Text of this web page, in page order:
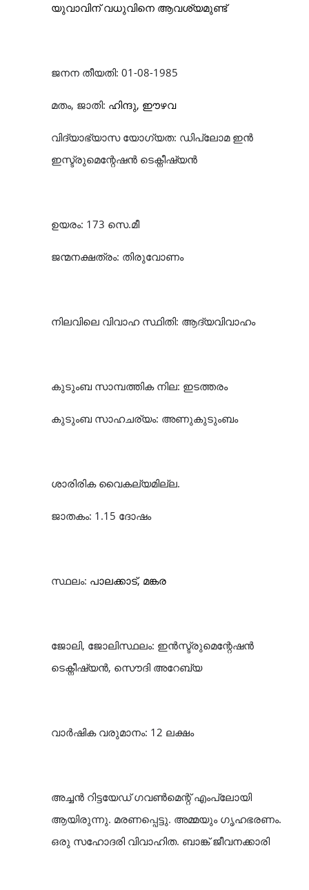
യുവാവിന് വധുവിനെ ആവശ്യമുണ്ട്
ജനന തീയതി: 01-08-1985
മതം, ജാതി: ഹിന്ദു, ഈഴവ
വിദ്യാഭ്യാസ യോഗ്യത: ഡിപ്ലോമ ഇൻ
ഇസ്ട്രുമെന്റേഷൻ ടെക്നീഷ്യൻ
ഉയരം: 173 സെ.മീ
ജന്മനക്ഷത്രം: തിരുവോണം
നിലവിലെ വിവാഹ സ്ഥിതി: ആദ്യവിവാഹം
കുടുംബ സാമ്പത്തിക നില: ഇടത്തരം
കുടുംബ സാഹചര്യം: അണുകുടുംബം
ശാരിരിക വൈകല്യമില്ല.
ജാതകം: 1.15 ദോഷം
സ്ഥലം: പാലക്കാട്, മങ്കര
ജോലി, ജോലിസ്ഥലം: ഇൻസ്ട്രുമെന്റേഷൻ
ടെക്നീഷ്യൻ, സൌദി അറേബ്യ
വാർഷിക വരുമാനം: 12 ലക്ഷം
അച്ചൻ റിട്ടയേഡ് ഗവൺ‌മെന്റ് എം‌‌പ്ലോയി
ആയിരുന്നു. മരണപ്പെട്ടു. അമ്മയും ഗൃഹഭരണം.
ഒരു സഹോദരി വിവാഹിത. ബാങ്ക് ജീവനക്കാരി